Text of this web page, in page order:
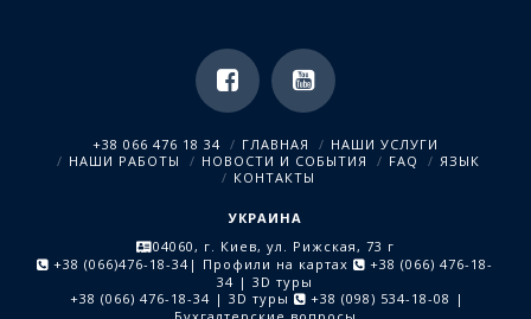
+38 066 476 18 34 ГЛАВНАЯ
НАШИ УСЛУГИ
НАШИ РАБОТЫ
НОВОСТИ И СОБЫТИЯ FAQ
ЯЗЫК
КОНТАКТЫ
УКРАИНА
04060, г. Киев, ул. Рижская, 73 г
+38 (066)476-18-34 | Профили на картах
+38 (066) 476-18-
34 | 3D туры
+38 (066) 476-18-34 | 3D туры +38 (098) 534-18-08 |